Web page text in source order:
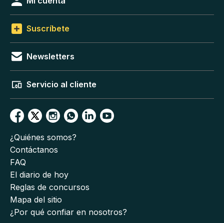
Suscríbete
Newsletters
Servicio al cliente
¿Quiénes somos?
Contáctanos
FAQ
El diario de hoy
Reglas de concursos
Mapa del sitio
¿Por qué confiar en nosotros?